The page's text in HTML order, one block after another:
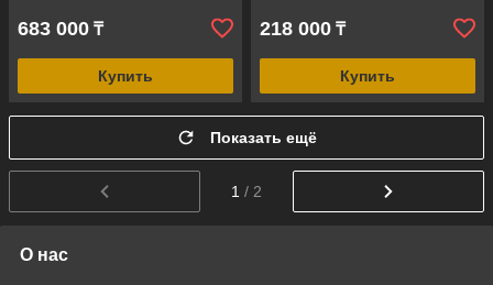
683 000 ₸
Купить
218 000 ₸
Купить
Показать ещё
1 / 2
О нас